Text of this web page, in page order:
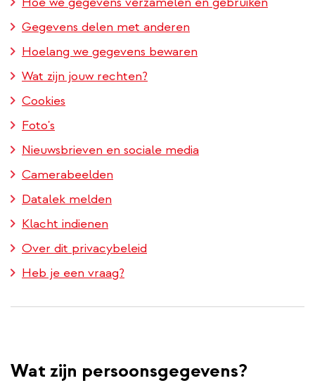
Gegevens delen met anderen
Hoelang we gegevens bewaren
Wat zijn jouw rechten?
Cookies
Foto's
Nieuwsbrieven en sociale media
Camerabeelden
Datalek melden
Klacht indienen
Over dit privacybeleid
Heb je een vraag?
Wat zijn persoonsgegevens?